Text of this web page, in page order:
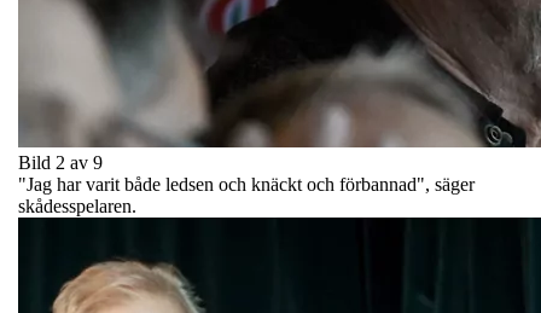
Bild 2 av 9
"Jag har varit både ledsen och knäckt och förbannad", säger
skådesspelaren.